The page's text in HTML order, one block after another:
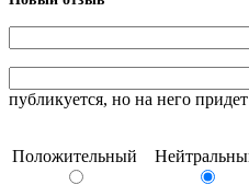
публикуется, но на него
Положительный